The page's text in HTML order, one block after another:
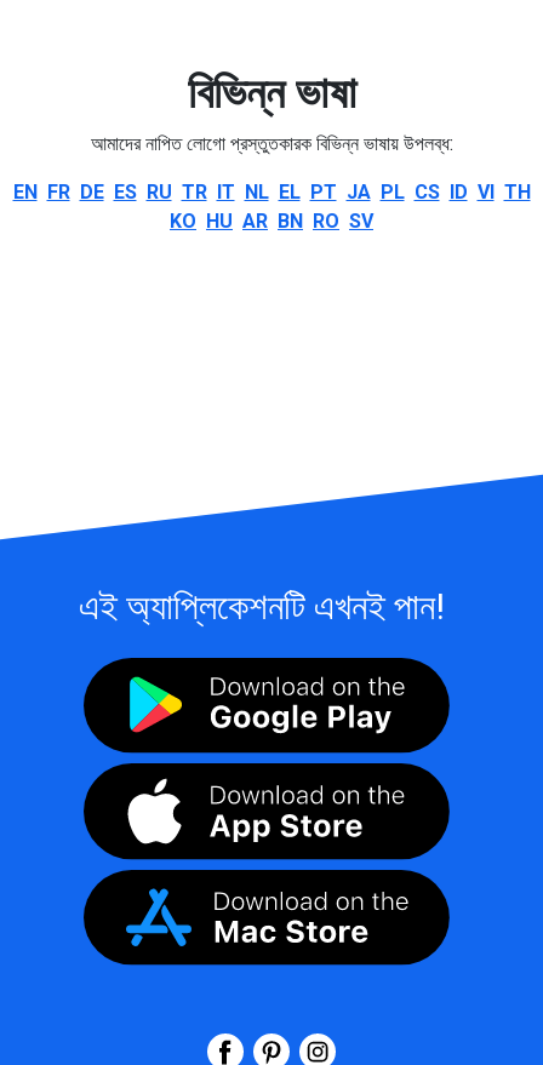
বিভিন্ন ভাষা
আমাদের নাপিত লোগো প্রস্তুতকারক বিভিন্ন ভাষায় উপলব্ধ:
EN FR DE ES RU TR IT NL EL PT JA PL CS ID VI TH
KO HU AR BN RO SV
এই অ্যাপ্লিকেশনটি এখনই পান!